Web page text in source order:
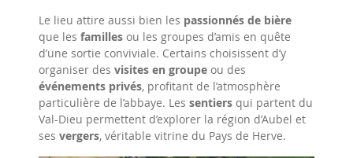
Le lieu attire aussi bien les passionnés de bière
que les familles ou les groupes d’amis en quête
d’une sortie conviviale. Certains choisissent d’y
organiser des visites en groupe ou des
événements privés, profitant de l’atmosphère
particulière de l’abbaye. Les sentiers qui partent du
Val-Dieu permettent d’explorer la région d’Aubel et
ses vergers, véritable vitrine du Pays de Herve.